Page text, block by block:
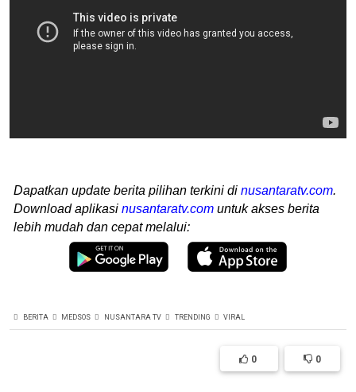
Dapatkan update berita pilihan terkini di nusantaratv.com.
Download aplikasi nusantaratv.com untuk akses berita
lebih mudah dan cepat melalui:
BERITA MEDSOS NUSANTARA TV TRENDING VIRAL
0 0